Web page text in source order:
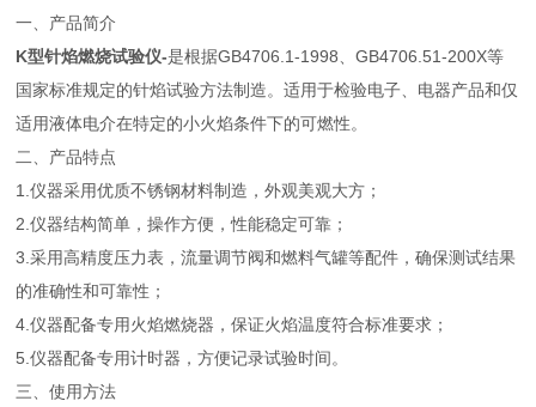
一、产品简介
K型针焰燃烧试验仪-是根据GB4706.1-1998、GB4706.51-200X等
国家标准规定的针焰试验方法制造。适用于检验电子、电器产品和仅
适用液体电介在特定的小火焰条件下的可燃性。
二、产品特点
1.仪器采用优质不锈钢材料制造，外观美观大方；
2.仪器结构简单，操作方便，性能稳定可靠；
3.采用高精度压力表，流量调节阀和燃料气罐等配件，确保测试结果
的准确性和可靠性；
4.仪器配备专用火焰燃烧器，保证火焰温度符合标准要求；
5.仪器配备专用计时器，方便记录试验时间。
三、使用方法